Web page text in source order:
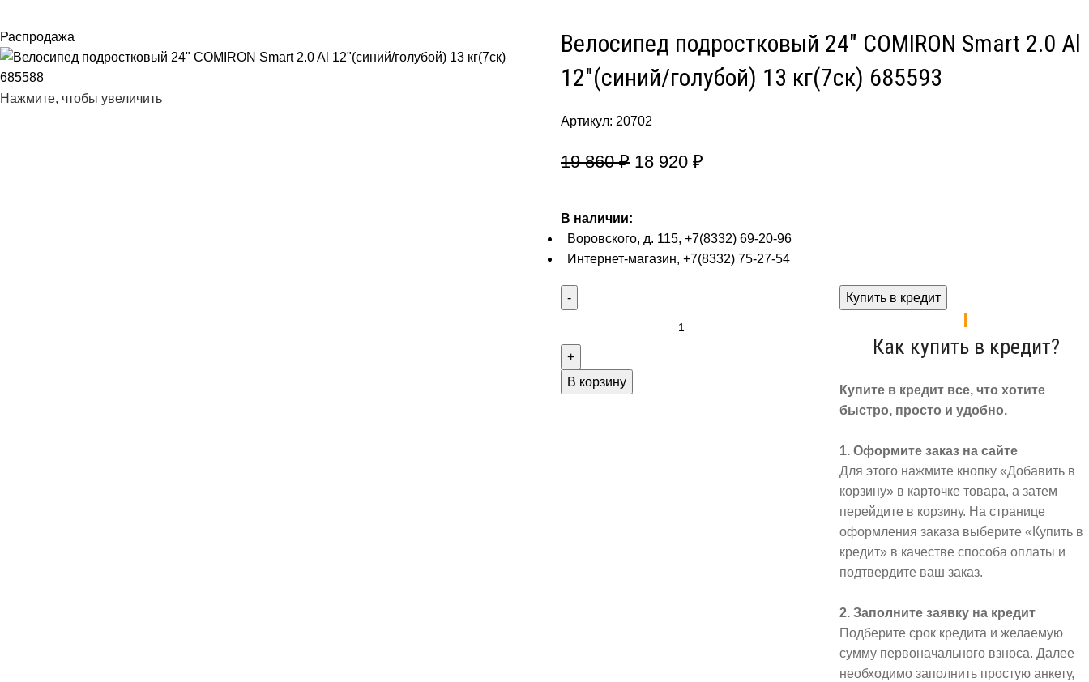
Распродажа
Нажмите, чтобы увеличить
Велосипед подростковый 24″ COMIRON Smart 2.0 Al
12″(синий/голубой) 13 кг(7ск) 685593
Артикул: 20702
19 860₽ 18 920 ₽
В наличии:
Воровского, д. 115, +7(8332) 69-20-96
Интернет-магазин, +7(8332) 75-27-54
В корзину
Купить в кредит
Как купить в кредит?
Купите в кредит все, что хотите
быстро, просто и удобно.
1. Оформите заказ на сайте
Для этого нажмите кнопку «Добавить в
корзину» в карточке товара, а затем
перейдите в корзину. На странице
оформления заказа выберите «Купить в
кредит» в качестве способа оплаты и
подтвердите ваш заказ.
2. Заполните заявку на кредит
Подберите срок кредита и желаемую
сумму первоначального взноса. Далее
необходимо заполнить простую анкету,